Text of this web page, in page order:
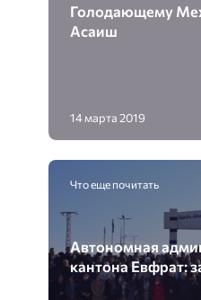
Голодающему
Асаиш
14 марта 2019
Что еще почитать
Автономная
кантона Евфрат: